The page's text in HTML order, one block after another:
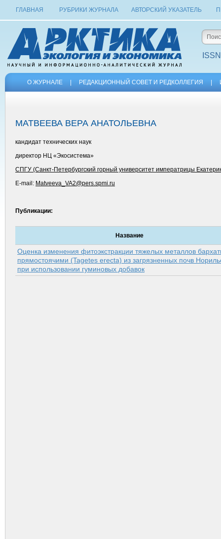
ГЛАВНАЯ РУБРИКИ ЖУРНАЛА АВТОРСКИЙ УКАЗАТЕЛЬ
О ЖУРНАЛЕ РЕДАКЦИОННЫЙ СОВЕТ И РЕДКОЛЛЕГИЯ
МАТВЕЕВА ВЕРА АНАТОЛЬЕВНА
кандидат технических наук
директор НЦ «Экосистема»
СПГУ (Санкт-Петербургский горный университет императрицы
E-mail: Matveeva_VA2@pers.spmi.ru
Публикации:
Название
Оценка изменения фитоэкстракции тяжелых металлов
прямостоячими (Tagetes erecta) из загрязненных почв
при использовании гуминовых добавок